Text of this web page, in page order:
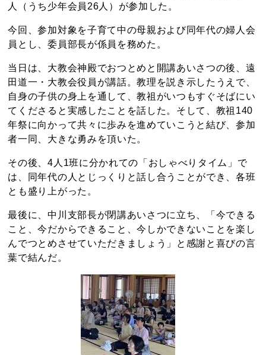
人（うち少年会員26人）が参加した。
今回、参加対象を子育て中の母親および同年代の婦人会
員とし、委員部長が係員を務めた。
当日は、大教会神殿でおつとめと開講あいさつの後、遠
田道一・大教会役員が講話。教理を説き示したうえで、
自身の子供の身上を通して、教祖がいつもすぐそばにい
てくださると実感したことを話した。そして、教祖140
年祭に向かって共々に歩みを進めていこうと結び、参加
者一同、大きな勇みを頂いた。
その後、4人1班に分かれての「おしゃべりタイム」で
は、同年代の人とじっくりと話し合うことができ、各班
とも盛り上がった。
最後に、中川支部長が閉講あいさつに立ち、「今できる
こと、今だからできること、今しかできないことを楽し
んでつとめさせていただきましょう」と感謝と喜びの言
葉で結んだ。